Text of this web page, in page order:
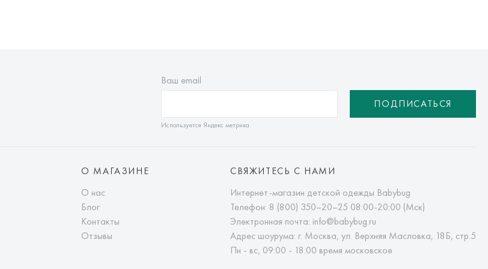
Ваш email
Используется Яндекс метрика
ПОДПИСАТЬСЯ
О МАГАЗИНЕ
О нас
Блог
Контакты
Отзывы
СВЯЖИТЕСЬ С НАМИ
Интернет-магазин детской одежды Babybug
Телефон: 8 (800) 350–20–25 08:00-20:00 (Мск)
Электронная почта: info@babybug.ru
Адрес шоурума: г. Москва, ул. Верхняя Масловка, 18Б, стр.5
Пн - вс, 09:00 - 18:00 время московское